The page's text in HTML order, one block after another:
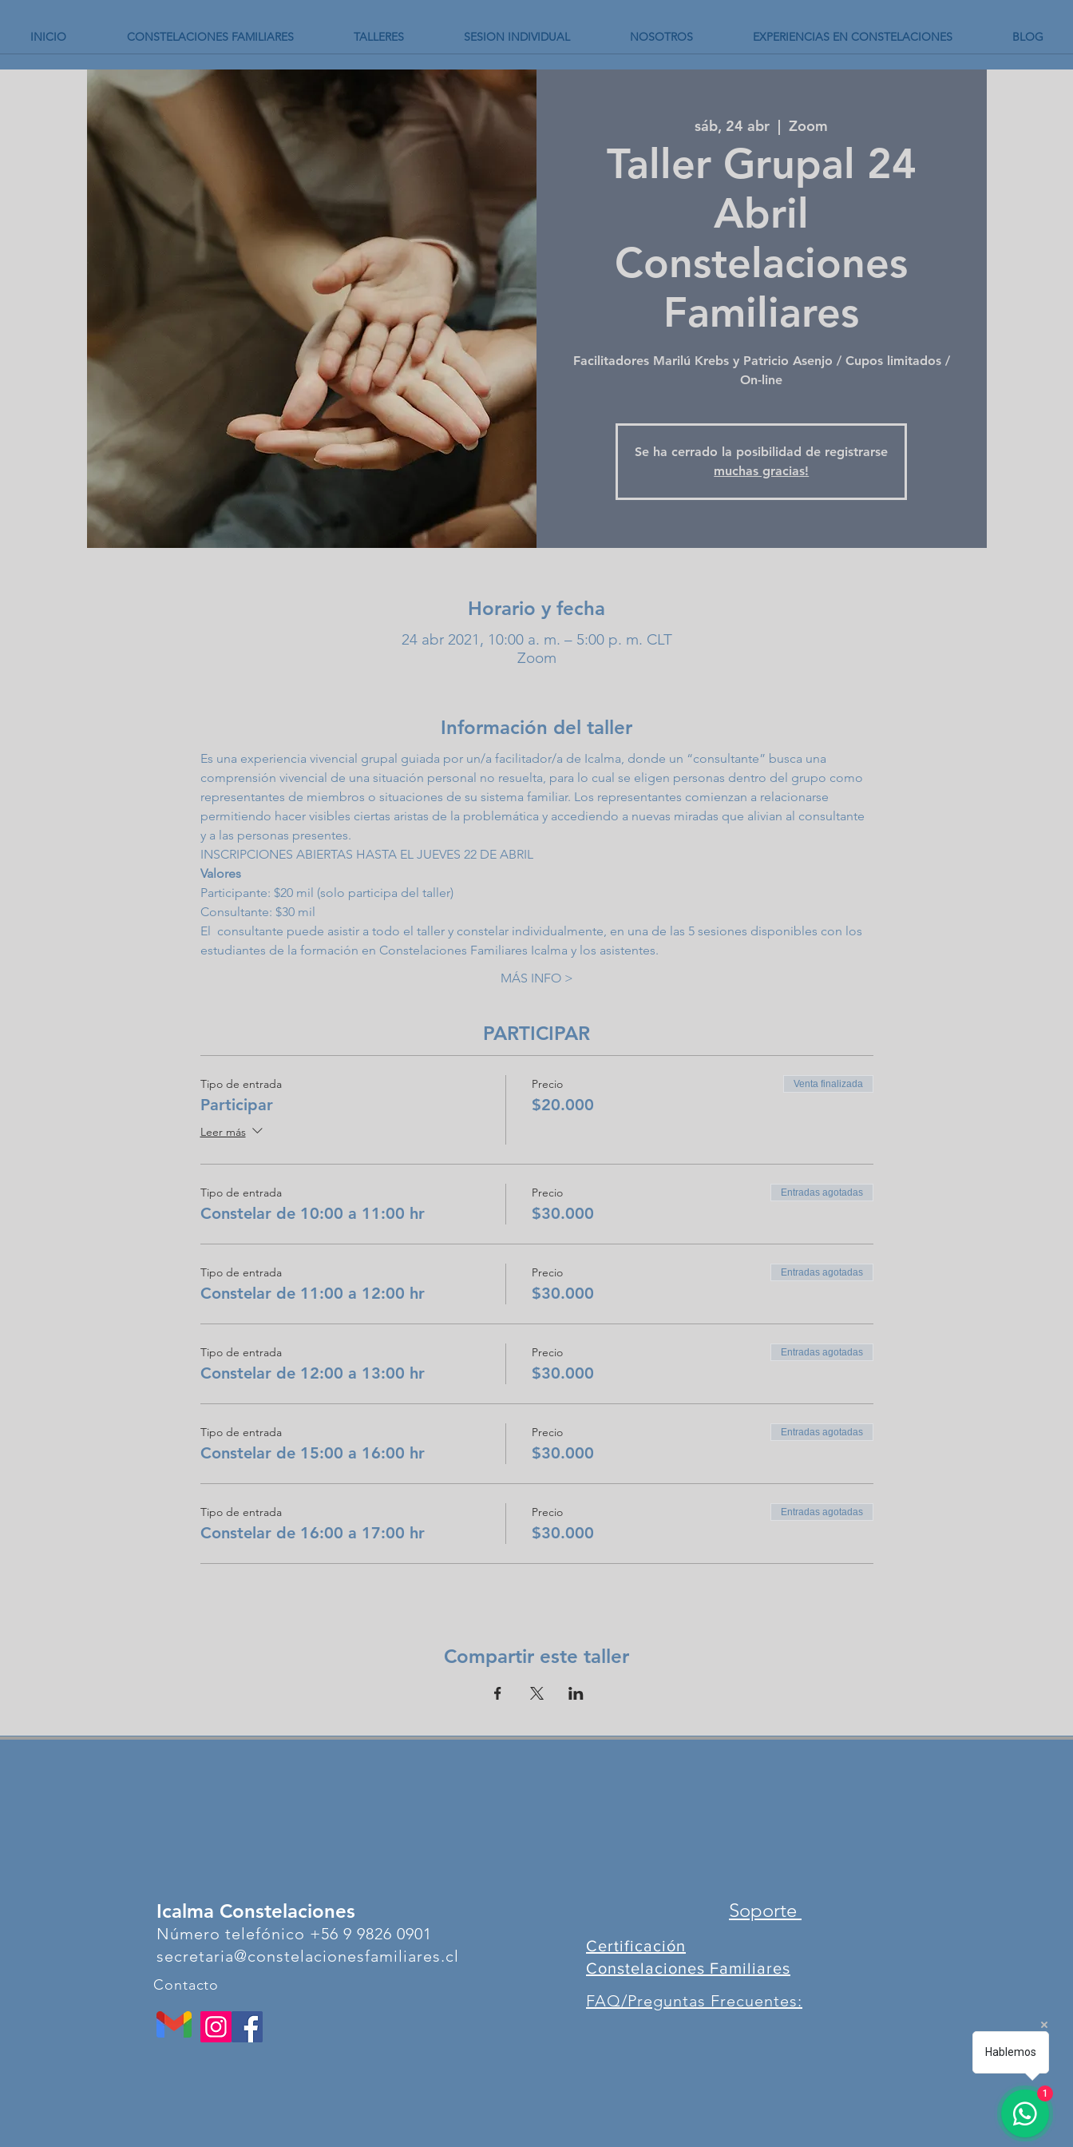
INICIO CONSTELACIONES FAMILIARES TALLERES SESION INDIVIDUAL NOSOTROS EXPERIENCIAS EN CONSTELACIONES BLOG
sáb, 24 abr
  |
Zoom
Taller Grupal 24
Abril
Constelaciones
Familiares
Facilitadores Marilú Krebs y Patricio Asenjo / Cupos limitados /
On-line
Se ha cerrado la posibilidad de registrarse
muchas gracias!
Horario y fecha
24 abr 2021, 10:00 a. m. – 5:00 p. m. CLT
Zoom
Información del taller
Es una experiencia vivencial grupal guiada por un/a facilitador/a de Icalma, donde un “consultante” busca una
comprensión vivencial de una situación personal no resuelta, para lo cual se eligen personas dentro del grupo como
representantes de miembros o situaciones de su sistema familiar. Los representantes comienzan a relacionarse
permitiendo hacer visibles ciertas aristas de la problemática y accediendo a nuevas miradas que alivian al consultante
y a las personas presentes.
INSCRIPCIONES ABIERTAS HASTA EL JUEVES 22 DE ABRIL
Valores
Participante: $20 mil (solo participa del taller)
Consultante: $30 mil
El  consultante puede asistir a todo el taller y constelar individualmente, en una de las 5 sesiones disponibles con los
estudiantes de la formación en Constelaciones Familiares Icalma y los asistentes.
MÁS INFO >
PARTICIPAR
Tipo de entrada
Participar
Leer más
Precio
$20.000
Venta finalizada
Tipo de entrada
Constelar de 10:00 a 11:00 hr
Precio
$30.000
Entradas agotadas
Tipo de entrada
Constelar de 11:00 a 12:00 hr
Precio
$30.000
Entradas agotadas
Tipo de entrada
Constelar de 12:00 a 13:00 hr
Precio
$30.000
Entradas agotadas
Tipo de entrada
Constelar de 15:00 a 16:00 hr
Precio
$30.000
Entradas agotadas
Tipo de entrada
Constelar de 16:00 a 17:00 hr
Precio
$30.000
Entradas agotadas
Compartir este taller
Icalma Constelaciones
Número telefónico +56 9 9826 0901
secretaria@constelacionesfamiliares.cl
Contacto
Soporte
Certificación
Constelaciones Familiares
FAQ/Preguntas Frecuentes:
Hablemos
1